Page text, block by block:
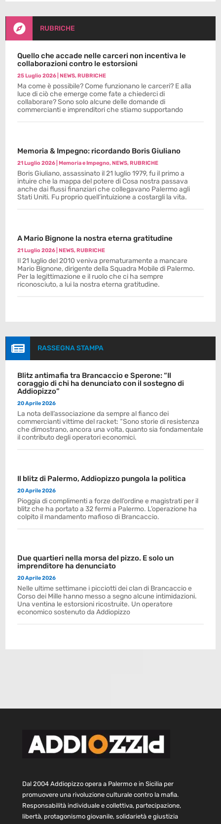
 RUBRICHE
Quello che accade nelle carceri non incentiva le
collaborazioni contro le estorsioni
25 Luglio 2026 |NEWS,RUBRICHE
Ma come è possibile? Come funzionano le carceri? E alla
luce di ciò che emerge come fate a chiederci di
collaborare? Sono solo alcune delle domande di
commercianti e imprenditori che stiamo supportando
Memoria & Impegno: ricordando Boris Giuliano
21 Luglio 2026 |Memoria e Impegno,NEWS,RUBRICHE
Boris Giuliano, assassinato il 21 luglio 1979, fu il primo a
intuire che la mappa del potere di Cosa nostra passava
anche dai flussi finanziari che collegavano Palermo agli
Stati Uniti. Fu proprio quell’intuizione a costargli la vita.
A Mario Bignone la nostra eterna gratitudine
21 Luglio 2026 |NEWS,RUBRICHE
Il 21 luglio del 2010 veniva prematuramente a mancare
Mario Bignone, dirigente della Squadra Mobile di Palermo.
Per la legittimazione e il ruolo che ci ha sempre
riconosciuto, a lui la nostra eterna gratitudine.
 RASSEGNA STAMPA
Blitz antimafia tra Brancaccio e Sperone: “Il
coraggio di chi ha denunciato con il sostegno di
Addiopizzo”
20 Aprile 2026
La nota dell’associazione da sempre al fianco dei
commercianti vittime del racket: “Sono storie di resistenza
che dimostrano, ancora una volta, quanto sia fondamentale
il contributo degli operatori economici.
Il blitz di Palermo, Addiopizzo pungola la politica
20 Aprile 2026
Pioggia di complimenti a forze dell’ordine e magistrati per il
blitz che ha portato a 32 fermi a Palermo. L’operazione ha
colpito il mandamento mafioso di Brancaccio.
Due quartieri nella morsa del pizzo. E solo un
imprenditore ha denunciato
20 Aprile 2026
Nelle ultime settimane i picciotti dei clan di Brancaccio e
Corso dei Mille hanno messo a segno alcune intimidazioni.
Una ventina le estorsioni ricostruite. Un operatore
economico sostenuto da Addiopizzo
Dal 2004 Addiopizzo opera a Palermo e in Sicilia per
promuovere una rivoluzione culturale contro la mafia.
Responsabilità individuale e collettiva, partecipazione,
libertà, protagonismo giovanile, solidarietà e giustizia